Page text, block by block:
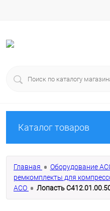
Каталог товаров
Главная Оборудование
ремкомплекты для
АСО
Лопасть